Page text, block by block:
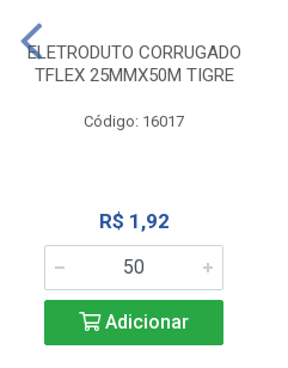
ELETRODUTO CORRUGADO
TFLEX 25MMX50M TIGRE
Código: 16017
R$ 1,92
Adicionar